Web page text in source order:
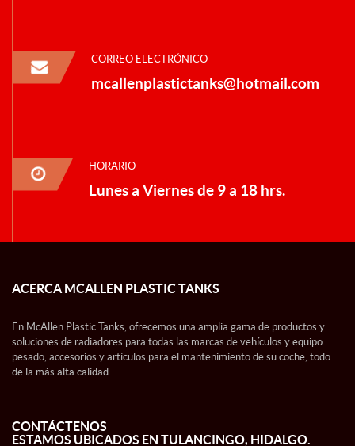
CORREO ELECTRÓNICO
mcallenplastictanks@hotmail.com
HORARIO
Lunes a Viernes de 9 a 18 hrs.
ACERCA MCALLEN PLASTIC TANKS
En McAllen Plastic Tanks, ofrecemos una amplia gama de productos y
soluciones de radiadores para todas las marcas de vehículos y equipo
pesado, accesorios y artículos para el mantenimiento de su coche, todo
de la más alta calidad.
CONTÁCTENOS
ESTAMOS UBICADOS EN TULANCINGO, HIDALGO.